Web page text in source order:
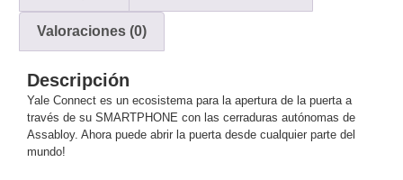
Armados -
CoaxialCategoría
ÓpticaPara
Alimentación
y
Electricidad
Valoraciones (0)
Descripción
Yale Connect es un ecosistema para la apertura de la puerta a
través de su SMARTPHONE con las cerraduras autónomas de
Assabloy. Ahora puede abrir la puerta desde cualquier parte del
mundo!